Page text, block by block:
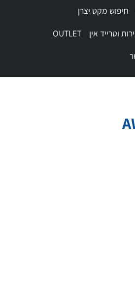
חיפוש מקט יצרן
וטרייד אין
OUTLET